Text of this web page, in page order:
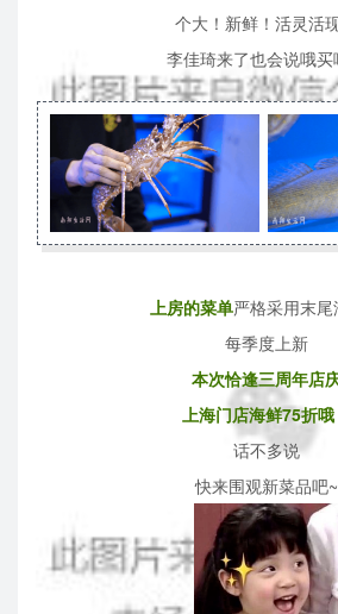
个大！新鲜！活灵活
李佳琦来了也会说哦买
上房的菜单严格采用末尾
每季度上新
本次恰逢三周年店
上海门店海鲜75折哦
话不多说
快来围观新菜品吧~